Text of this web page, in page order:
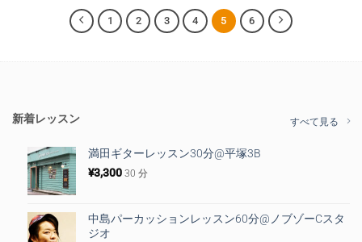
1 2 3 4 5 6
新着レッスン すべて見る
満田ギターレッスン30分@平塚3B
¥3,300 30 分
中島パーカッションレッスン60分@ノブゾーCスタ
ジオ